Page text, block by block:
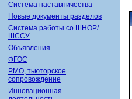
Система наставничества
Новые документы разделов
Система работы со ШНОР/
ШССУ
Объявления
ФГОС
РМО, тьюторское
сопровождение
Инновационная